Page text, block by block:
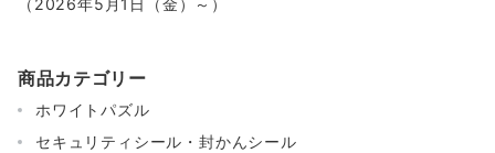
（2026年5月1日（金）～）
商品カテゴリー
ホワイトパズル
セキュリティシール・封かんシール